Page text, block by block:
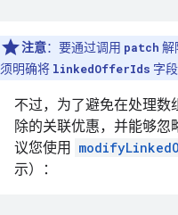
注意：要通过调用 patch 解
须明确将 linkedOfferIds 字
不过，为了避免在处理数
除的关联优惠，并能够
议您使用
示）：